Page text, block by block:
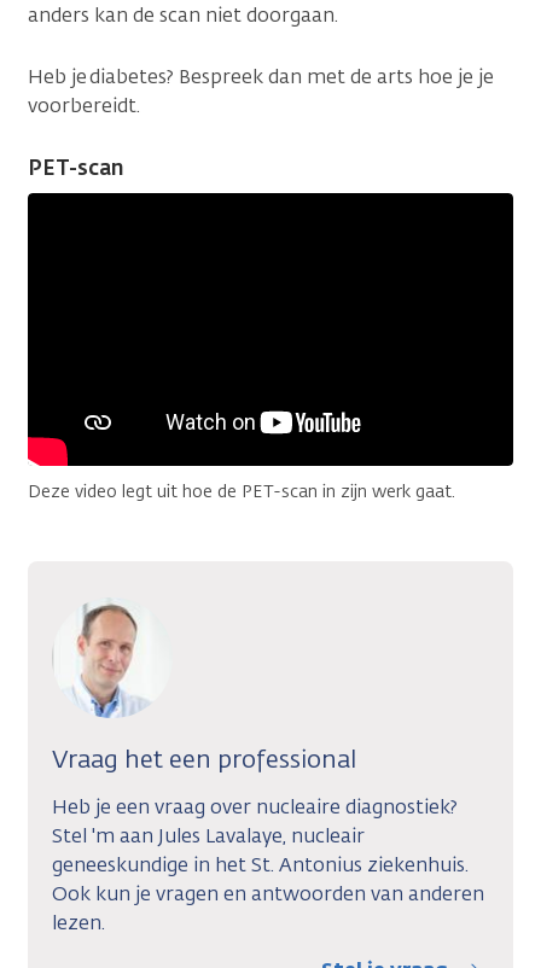
anders kan de scan niet doorgaan.
Heb je diabetes? Bespreek dan met de arts hoe je je
voorbereidt.
PET-scan
Deze video legt uit hoe de PET-scan in zijn werk gaat.
Vraag het een professional
Heb je een vraag over nucleaire diagnostiek?
Stel 'm aan Jules Lavalaye, nucleair
geneeskundige in het St. Antonius ziekenhuis.
Ook kun je vragen en antwoorden van anderen
lezen.